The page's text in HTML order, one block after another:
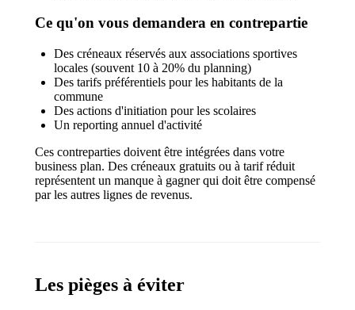
Ce qu'on vous demandera en contrepartie
Des créneaux réservés aux associations sportives
locales (souvent 10 à 20% du planning)
Des tarifs préférentiels pour les habitants de la
commune
Des actions d'initiation pour les scolaires
Un reporting annuel d'activité
Ces contreparties doivent être intégrées dans votre
business plan. Des créneaux gratuits ou à tarif réduit
représentent un manque à gagner qui doit être compensé
par les autres lignes de revenus.
Les pièges à éviter